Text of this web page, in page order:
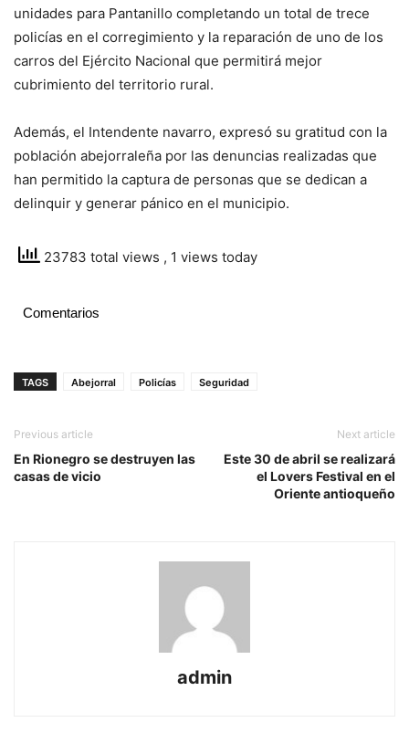
unidades para Pantanillo completando un total de trece
policías en el corregimiento y la reparación de uno de los
carros del Ejército Nacional que permitirá mejor
cubrimiento del territorio rural.
Además, el Intendente navarro, expresó su gratitud con la
población abejorraleña por las denuncias realizadas que
han permitido la captura de personas que se dedican a
delinquir y generar pánico en el municipio.
23783 total views , 1 views today
Comentarios
TAGS Abejorral Policías Seguridad
Previous article
En Rionegro se destruyen las
casas de vicio
Next article
Este 30 de abril se realizará
el Lovers Festival en el
Oriente antioqueño
admin